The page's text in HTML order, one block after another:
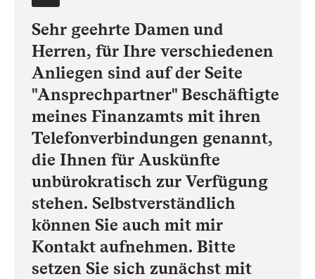
Sehr geehrte Damen und
Herren, für Ihre verschiedenen
Anliegen sind auf der Seite
"Ansprechpartner" Beschäftigte
meines Finanzamts mit ihren
Telefonverbindungen genannt,
die Ihnen für Auskünfte
unbürokratisch zur Verfügung
stehen. Selbstverständlich
können Sie auch mit mir
Kontakt aufnehmen. Bitte
setzen Sie sich zunächst mit